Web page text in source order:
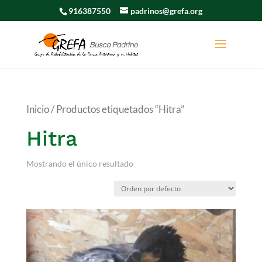
916387550 padrinos@grefa.org
Inicio/ Productos etiquetados “Hitra”
Hitra
Mostrando el único resultado